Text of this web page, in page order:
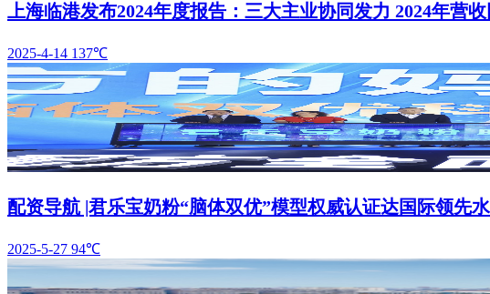
上海临港发布2024年度报告：三大主业协同发力 2024年营
2025-4-14 137℃
配资导航 |君乐宝奶粉“脑体双优”模型权威认证达国际领先
2025-5-27 94℃